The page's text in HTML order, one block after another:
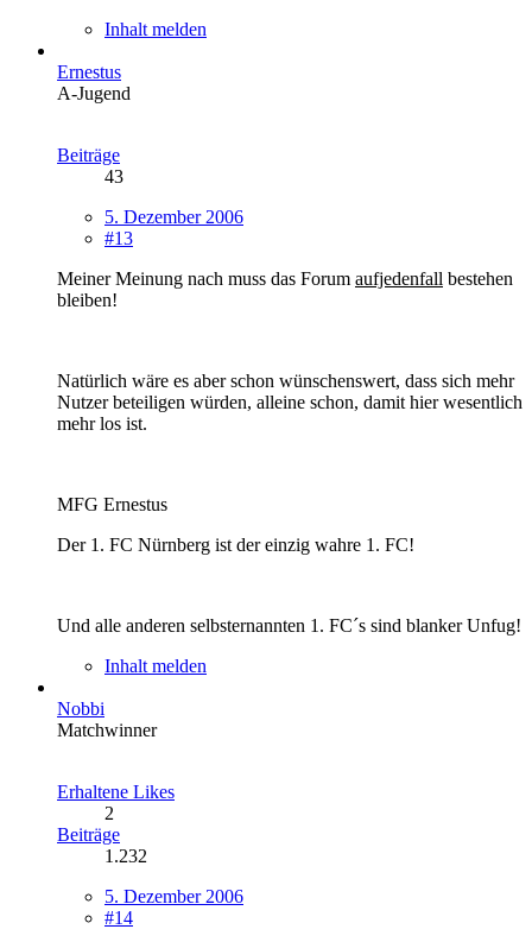
Inhalt melden
Ernestus
A-Jugend
Beiträge
43
5. Dezember 2006
#13
Meiner Meinung nach muss das Forum aufjedenfall bestehen
bleiben!
Natürlich wäre es aber schon wünschenswert, dass sich mehr
Nutzer beteiligen würden, alleine schon, damit hier wesentlich
mehr los ist.
MFG Ernestus
Der 1. FC Nürnberg ist der einzig wahre 1. FC!
Und alle anderen selbsternannten 1. FC´s sind blanker Unfug!
Inhalt melden
Nobbi
Matchwinner
Erhaltene Likes
2
Beiträge
1.232
5. Dezember 2006
#14